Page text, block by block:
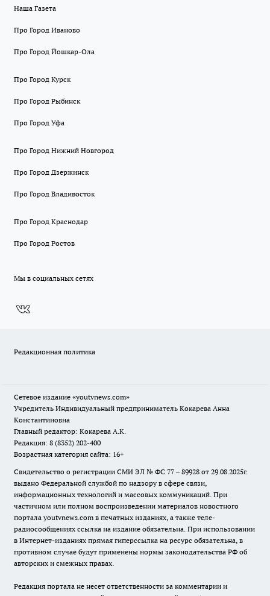
Наша Газета
Про Город Иваново
Про Город Йошкар-Ола
Про Город Курск
Про Город Рыбинск
Про Город Уфа
Про Город Нижний Новгород
Про Город Дзержинск
Про Город Владивосток
Про Город Краснодар
Про Город Ростов
Мы в социальных сетях
Редакционная политика
Сетевое издание «youtvnews.com»
Учредитель Индивидуальный предприниматель Кокарева Анна
Константиновна
Главный редактор: Кокарева А.К.
Редакция: 8 (8352) 202-400
Возрастная категория сайта: 16+
Свидетельство о регистрации СМИ ЭЛ № ФС 77 – 89928 от 29.08.2025г.
выдано Федеральной службой по надзору в сфере связи,
информационных технологий и массовых коммуникаций. При
частичном или полном воспроизведении материалов новостного
портала youtvnews.com в печатных изданиях, а также теле-
радиосообщениях ссылка на издание обязательна. При использовании
в Интернет-изданиях прямая гиперссылка на ресурс обязательна, в
противном случае будут применены нормы законодательства РФ об
авторских и смежных правах.
Редакция портала не несет ответственности за комментарии и